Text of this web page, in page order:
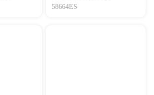
58664ES